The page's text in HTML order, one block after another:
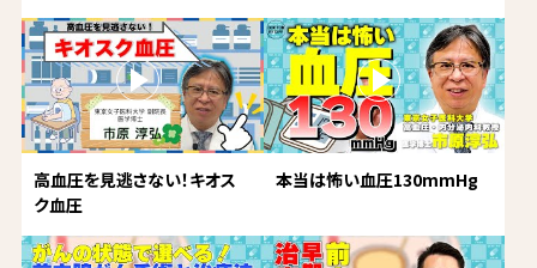
高血圧を見逃さない！キオス
ク血圧
本当は怖い血圧130mmHg